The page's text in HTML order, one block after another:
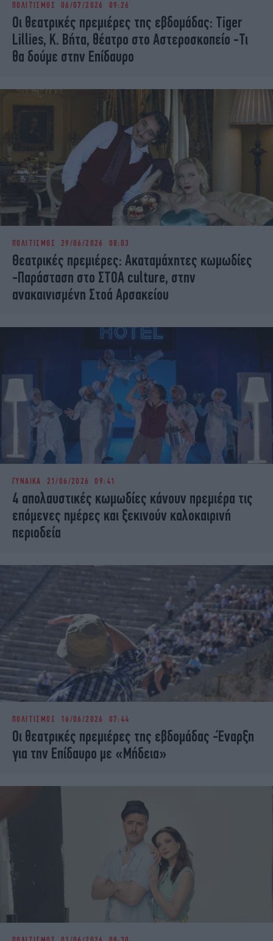
iBOOKS
OSCARS
THE OCEAN
MEDIA
ELAMEFORA
ΠΟΛΙΤΙΣΜΟΣ 06/07/2026 09:26
Οι θεατρικές πρεμιέρες της εβδομάδας: Tiger
Lillies, Κ. Βήτα, θέατρο στο Αστεροσκοπείο -Τι
θα δούμε στην Επίδαυρο
ΠΟΛΙΤΙΣΜΟΣ 29/06/2026 08:03
Θεατρικές πρεμιέρες: Ακαταμάχητες κωμωδίες
-Παράσταση στο ΣΤΟΑ culture, στην
ανακαινισμένη Στοά Αρσακείου
ΓΥΝΑΙΚΑ 21/06/2026 09:41
4 απολαυστικές κωμωδίες κάνουν πρεμιέρα τις
επόμενες ημέρες και ξεκινούν καλοκαιρινή
περιοδεία
ΠΟΛΙΤΙΣΜΟΣ 16/06/2026 07:44
Οι θεατρικές πρεμιέρες της εβδομάδας -Έναρξη
για την Επίδαυρο με «Μήδεια»